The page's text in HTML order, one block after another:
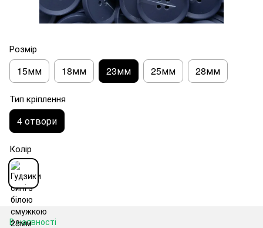
Розмір
15мм 18мм 23мм 25мм 28мм
Тип кріплення
4 отвори
Колір
В наявності